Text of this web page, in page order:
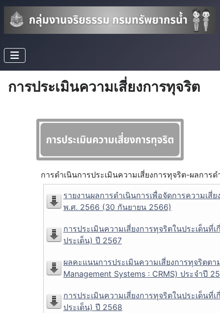
การประเมินความเสี่ยงการทุจริต
การดำเนินการประเมินความเสี่ยงการทุจริต-ผลการ
รายงานผลการดำเนินการเพื่อจัดการความเ
พ.ศ. 2566 (30 กันยายน 2566)
การประเมินความเสี่ยงการทุจริตในประเด็น
ประเด็น) ปี 2567
ผลคะแนนการประเมินความเสี่ยงการทุจริตต
Management Systems : CRMS) ประจำปี
การประเมินความเสี่ยงการทุจริตในประเด็น
ประเด็น) ปี 2568